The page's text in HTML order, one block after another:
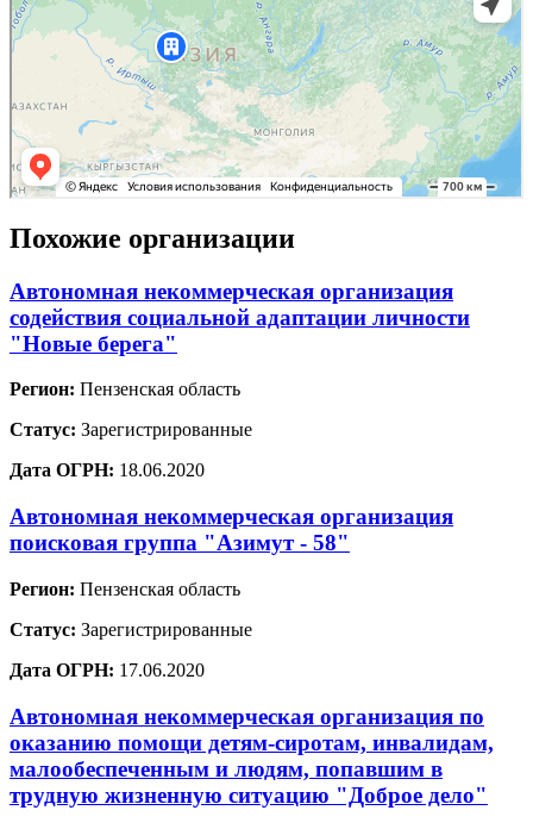
Похожие организации
Автономная некоммерческая организация
содействия социальной адаптации личности
"Новые берега"
Регион: Пензенская область
Статус: Зарегистрированные
Дата ОГРН: 18.06.2020
Автономная некоммерческая организация
поисковая группа "Азимут - 58"
Регион: Пензенская область
Статус: Зарегистрированные
Дата ОГРН: 17.06.2020
Автономная некоммерческая организация по
оказанию помощи детям-сиротам, инвалидам,
малообеспеченным и людям, попавшим в
трудную жизненную ситуацию "Доброе дело"